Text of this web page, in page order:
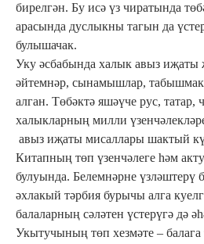
бирелгән. Бу исә үз чиратында
арасында дуслыкны тагын да
булышачак.
Уку әсбабында халык авыз иҗаты
әйтемнәр, сынамышлар,
алган. Төбәктә яшәүче рус, татар,
халыкларның милли
авыз иҗаты мисаллары шактый
Китапның төп үзенчәлеге һәм
булуында. Белемнәрне үзләштерү
әхлакый тәрбия бурычы алга
балаларның сәләтен үстерүгә дә
Укытучының төп хезмәте – балага